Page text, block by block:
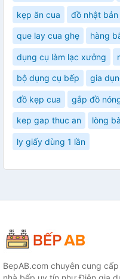
kẹp ăn cua đồ nhật
que lay cua ghẹ hàng
dụng cụ làm lạc xưởng
bộ dụng cụ bếp gia
đồ kẹp cua gắp đồ
kep gap thuc an lòng
ly giấy dùng 1 lần
BepAB.com chuyên cung